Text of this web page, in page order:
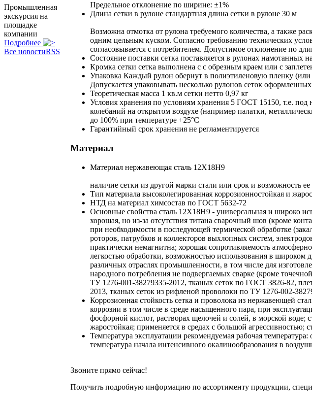
Промышленная
экскурсия на
площадке
компании
Подробнее
Все новостиRSS
Предельное отклонение по ширине: ±1%
Длина сетки в рулоне стандартная длина сетки в рулоне 30 м
Возможна отмотка от рулона требуемого количества, а также
одним цельным куском. Согласно требованию технических
согласовывается с потребителем. Допустимое отклонение по
Состояние поставки сетка поставляется в рулонах
Кромка сетки сетка выполнена с с обрезным краем или с
Упаковка Каждый рулон обернут в полиэтиленовую пленку
Допускается упаковывать несколько рулонов сеток
Теоретическая масса 1 кв.м сетки нетто 0,97 кг
Условия хранения по условиям хранения 5 ГОСТ 15150, т.е. под
колебаний на открытом воздухе (например палатки,
до 100% при температуре +25°С
Гарантийный срок хранения не регламентируется
Материал
Материал нержавеющая сталь 12Х18Н9
наличие сетки из другой марки стали или срок и возможность
Тип материала высоколегированная коррозионностойкая и
НТД на материал химсостав по ГОСТ 5632-72
Основные свойства сталь 12Х18Н9 - универсальная и широко
хорошая, но из-за отсутствия титана сварочный шов (кроме
при необходимости в последующей термической обработке
роторов, патрубков и коллекторов выхлопных систем,
практически немагнитна; хорошая сопротивляемость
легкостью обработки, возможностью использования в широком
различных отраслях промышленности, в том числе для
народного потребления не подвергаемых сварке (кроме
ТУ 1276-001-38279335-2012, тканых сеток по ГОСТ 3826-82,
2013, тканых сеток из рифленой проволоки по ТУ 1276-002-
Коррозионная стойкость сетка и проволока из нержавеющей
коррозии в том числе в среде насыщенного пара, при
фосфорной кислот, растворах щелочей и солей, в морской
жаростойкая; применяется в средах с большой
Температура эксплуатации рекомендуемая рабочая
температура начала интенсивного окалинообразования в
Звоните прямо сейчас!
Получить подробную информацию по ассортименту продукции,